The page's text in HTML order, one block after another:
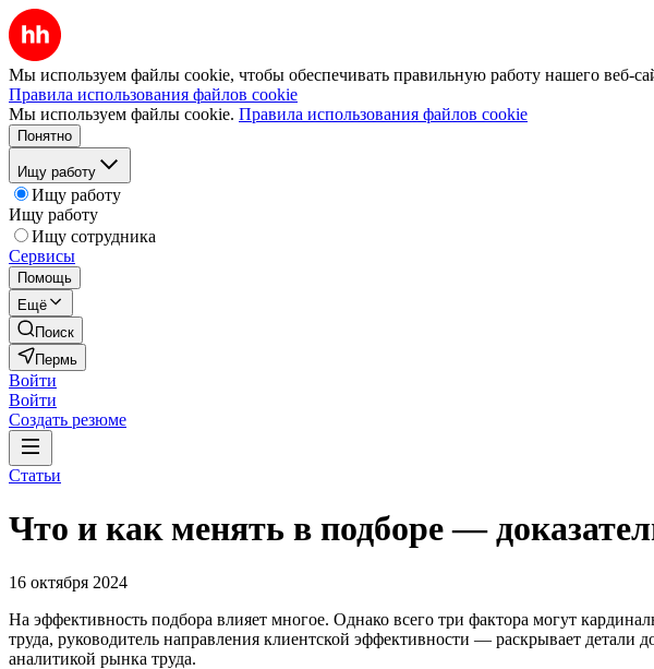
Мы используем файлы cookie, чтобы обеспечивать правильную работу нашего веб-
Правила использования файлов cookie
Мы используем файлы cookie. Правила использования файлов cookie
Понятно
Ищу работу
Ищу работу
Ищу работу
Ищу сотрудника
Сервисы
Помощь
Ещё
Поиск
Пермь
Войти
Войти
Создать резюме
Статьи
Что и как менять в подборе —
16 октября 2024
На эффективность подбора влияет многое. Однако всего три фактора могут
труда, руководитель направления клиентской эффективности — раскрывает детали
аналитикой рынка труда.